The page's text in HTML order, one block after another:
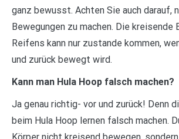
ganz bewusst. Achten Sie auch darauf,
Bewegungen zu machen. Die kreisende
Reifens kann nur zustande kommen,
und zurück bewegt wird.
Kann man Hula Hoop falsch machen?
Ja genau richtig- vor und zurück! Denn
beim Hula Hoop lernen falsch machen.